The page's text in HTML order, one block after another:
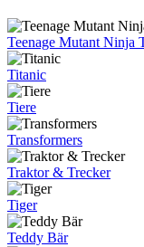
Teenage Mutant Ninja
Titanic
Tiere
Transformers
Traktor & Trecker
Tiger
Teddy Bär